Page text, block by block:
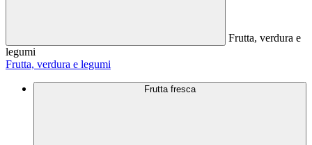
Frutta, verdura e
legumi
Frutta, verdura e legumi
Frutta fresca